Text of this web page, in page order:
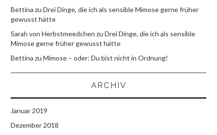
Bettina zuDrei Dinge, die ich als sensible Mimose gerne früher
gewusst hätte
Sarah von Herbstmeedchen zuDrei Dinge, die ich als sensible
Mimose gerne früher gewusst hätte
Bettina zuMimose – oder: Du bist nicht in Ordnung!
ARCHIV
Januar 2019
Dezember 2018